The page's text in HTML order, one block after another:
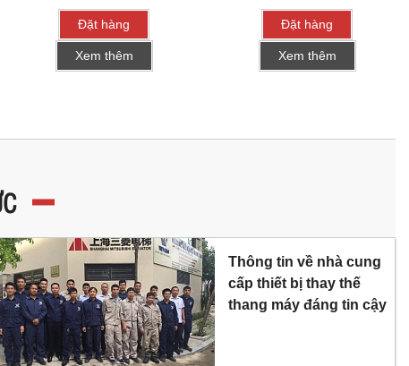
Đặt hàng
Xem thêm
Đặt hàng
Xem thêm
Thông tin về nhà cung
cấp thiết bị thay thế
thang máy đáng tin cậy